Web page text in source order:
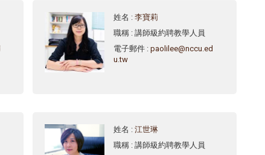
姓名 : 李寶莉
職稱 : 講師級約聘教學人員
電子郵件 : paolilee@nccu.ed
u.tw
姓名 : 江世琳
職稱 : 講師級約聘教學人員